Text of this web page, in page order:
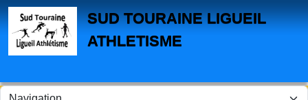
SUD TOURAINE LIGUEIL
ATHLETISME
Panneau de gestion des cookies